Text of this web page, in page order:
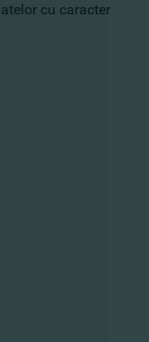
cu caracter